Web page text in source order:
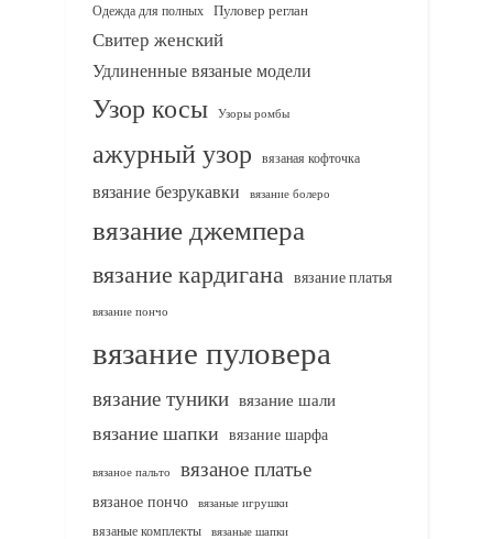
Одежда для полных Пуловер реглан
Свитер женский
Удлиненные вязаные модели
Узор косы Узоры ромбы
ажурный узор вязаная кофточка
вязание безрукавки вязание болеро
вязание джемпера
вязание кардигана вязание платья
вязание пончо
вязание пуловера
вязание туники вязание шали
вязание шапки вязание шарфа
вязаное пальто вязаное платье
вязаное пончо вязаные игрушки
вязаные комплекты
вязаные шапки